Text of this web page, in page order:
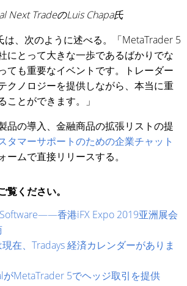
Next TradeのLuis Chapa氏
は、次のように述べる。「MetaTrader 5
にとって大きな一歩であるばかりでな
ても重要なイベントです。トレーダー
クノロジーを提供しながら、本当に重
ことができます。」
品の導入、金融商品の拡張リストの提
タマーサポートのための企業チャット
ームで直接リリースする。
覧ください。
香港iFX Expo 2019亚洲展会
在、Tradays 経済カレンダーがありま
がMetaTrader 5でヘッジ取引を提供